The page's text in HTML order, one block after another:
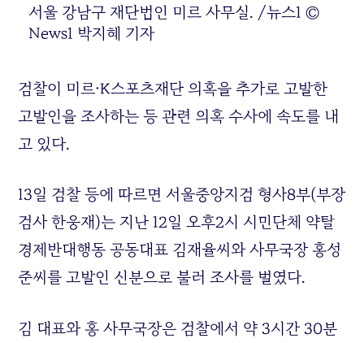
서울 강남구 재단법인 미르 사무실. /뉴스1 ©
News1 박지혜 기자
검찰이 미르·K스포츠재단 의혹을 추가로 고발한
고발인을 조사하는 등 관련 의혹 수사에 속도를 내
고 있다.
13일 검찰 등에 따르면 서울중앙지검 형사8부(부장
검사 한웅재)는 지난 12일 오후2시 시민단체 약탈
경제반대행동 공동대표 김재율씨와 사무국장 홍성
준씨를 고발인 신분으로 불러 조사를 벌였다.
김 대표와 홍 사무국장은 검찰에서 약 3시간 30분